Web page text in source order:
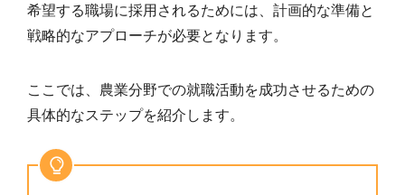
希望する職場に採用されるためには、計画的な準備と
戦略的なアプローチが必要となります。
ここでは、農業分野での就職活動を成功させるための
具体的なステップを紹介します。